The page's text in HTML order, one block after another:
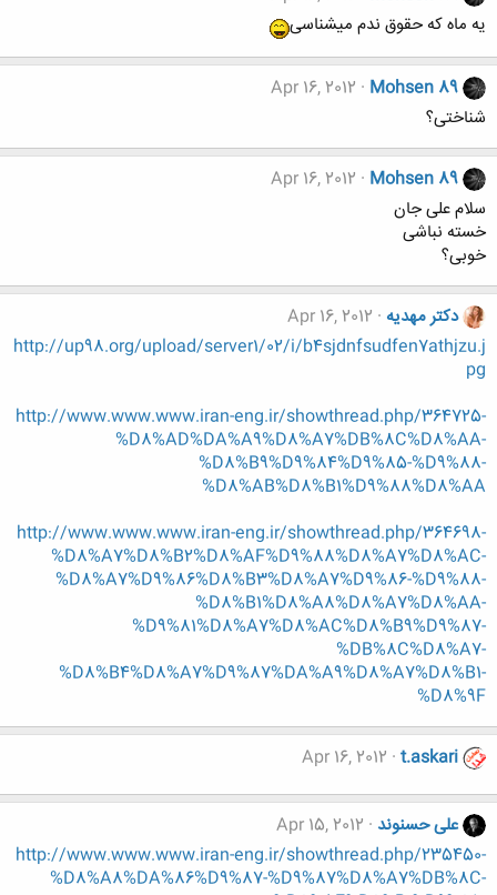
یه ماه که حقوق ندم میشناسی
Mohsen 89
Apr 16, 2012
شناختی؟
Mohsen 89
Apr 16, 2012
سلام علی جان
خسته نباشی
خوبی؟
دکتر مهدیه Apr 16, 2012
http://up98.org/upload/server1/02/i/b4sjdnfsudfen7athjzu.j
pg
http://www.www.www.iran-eng.ir/showthread.php/364725-
%D8%AD%DA%A9%D8%A7%DB%8C%D8%AA-
%D8%B9%D9%84%D9%85-%D9%88-
%D8%AB%D8%B1%D9%88%D8%AA
http://www.www.www.iran-eng.ir/showthread.php/364698-
%D8%A7%D8%B2%D8%AF%D9%88%D8%A7%D8%AC-
%D8%A7%D9%86%D8%B3%D8%A7%D9%86-%D9%88-
%D8%B1%D8%A8%D8%A7%D8%AA-
%D9%81%D8%A7%D8%AC%D8%B9%D9%87-
%DB%8C%D8%A7-
%D8%B4%D8%A7%D9%87%DA%A9%D8%A7%D8%B1-
%D8%9F
t.askari
Apr 16, 2012
علی حسنوند Apr 15, 2012
http://www.www.www.iran-eng.ir/showthread.php/235450-
%D8%A8%DA%86%D9%87-%D9%87%D8%A7%DB%8C-